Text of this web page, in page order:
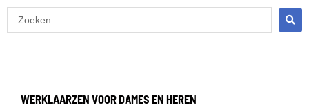
Search
...
WERKLAARZEN VOOR DAMES EN HEREN